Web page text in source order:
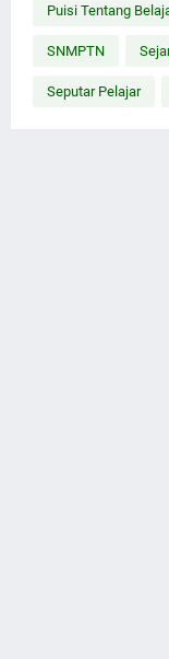
Puisi Tentang
SNMPTN
Seputar Pelajar